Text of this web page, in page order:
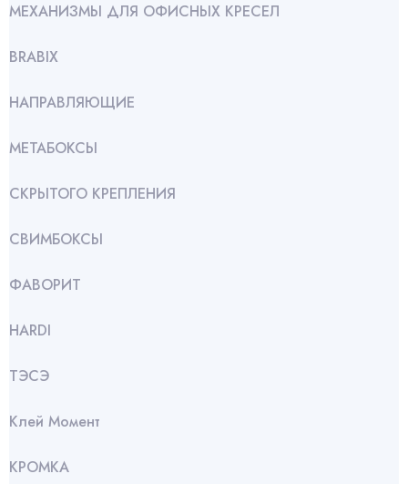
МЕХАНИЗМЫ ДЛЯ ОФИСНЫХ КРЕСЕЛ
BRABIX
НАПРАВЛЯЮЩИЕ
МЕТАБОКСЫ
СКРЫТОГО КРЕПЛЕНИЯ
СВИМБОКСЫ
ФАВОРИТ
HARDI
ТЭСЭ
Клей Момент
КРОМКА